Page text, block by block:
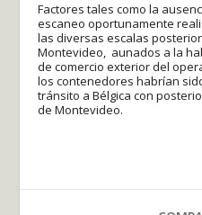
Factores tales como la
escaneo oportunamente
las diversas escalas
Montevideo, aunados a la
de comercio exterior del
los contenedores habrían
tránsito a Bélgica con
de Montevideo.